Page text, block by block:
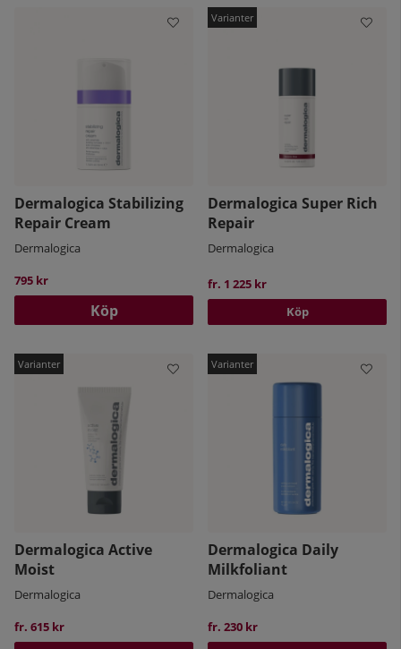
Dermalogica Stabilizing
Repair Cream
Dermalogica
795 kr
Köp
Dermalogica Super Rich
Repair
Dermalogica
fr. 1 225 kr
Köp
Dermalogica Active
Moist
Dermalogica
fr. 615 kr
Dermalogica Daily
Milkfoliant
Dermalogica
fr. 230 kr